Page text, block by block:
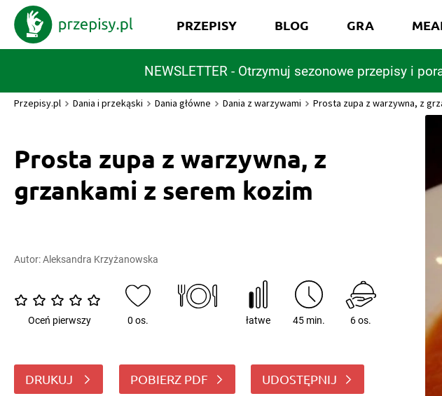
NEWSLETTER - Otrzymuj sezonowe przepisy i
PRZEPISY BLOG GRA
Przepisy.pl Dania i przekąski Dania główne Dania z warzywami Prosta zupa z warzywna, z
Prosta zupa z warzywna, z
grzankami z serem kozim
Autor:Aleksandra Krzyżanowska
Oceń pierwszy 0 os. łatwe 45 min. 6 os.
DRUKUJ POBIERZ PDF UDOSTĘPNIJ